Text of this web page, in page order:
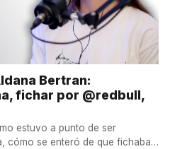
Bertran:
fichar por @redbull,
estuvo a punto de ser
cómo se enteró de que fichaba